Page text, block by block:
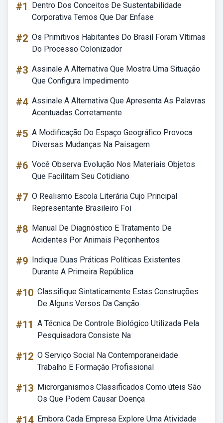
#1
Dentro Dos Conceitos De Sustentabilidade
Corporativa Temos Que Dar Enfase
#2 Os Primitivos Habitantes Do Brasil Foram Vítimas
Do Processo Colonizador
#3 Assinale A Alternativa Que Mostra Uma Situação
Que Configura Impedimento
#4 Assinale A Alternativa Que Apresenta As Palavras
Acentuadas Corretamente
#5 A Modificação Do Espaço Geográfico Provoca
Diversas Mudanças Na Paisagem
#6 Você Observa Evolução Nos Materiais Objetos
Que Facilitam Seu Cotidiano
#7 O Realismo Escola Literária Cujo Principal
Representante Brasileiro Foi
#8 Manual De Diagnóstico E Tratamento De
Acidentes Por Animais Peçonhentos
#9 Indique Duas Práticas Políticas Existentes
Durante A Primeira República
#10 Classifique Sintaticamente Estas Construções
De Alguns Versos Da Canção
#11 A Técnica De Controle Biológico Utilizada Pela
Pesquisadora Consiste Na
#12 O Serviço Social Na Contemporaneidade
Trabalho E Formação Profissional
#13 Microrganismos Classificados Como úteis São
Os Que Podem Causar Doença
#14 Embora Cada Empresa Explore Uma Atividade